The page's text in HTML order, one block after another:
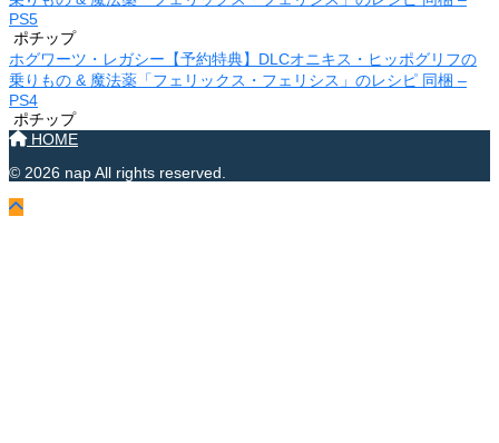
PS5
ポチップ
ホグワーツ・レガシー【予約特典】DLCオニキス・ヒッポグリフの
乗りもの & 魔法薬「フェリックス・フェリシス」のレシピ 同梱 –
PS4
ポチップ
HOME
© 2026 nap All rights reserved.